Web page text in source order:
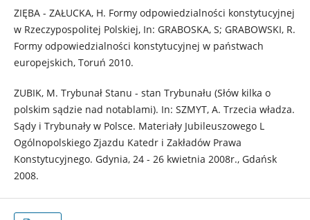
ZIĘBA - ZAŁUCKA, H. Formy odpowiedzialności konstytucyjnej
w Rzeczypospolitej Polskiej, In: GRABOSKA, S; GRABOWSKI, R.
Formy odpowiedzialności konstytucyjnej w państwach
europejskich, Toruń 2010.
ZUBIK, M. Trybunał Stanu - stan Trybunału (Słów kilka o
polskim sądzie nad notablami). In: SZMYT, A. Trzecia władza.
Sądy i Trybunały w Polsce. Materiały Jubileuszowego L
Ogólnopolskiego Zjazdu Katedr i Zakładów Prawa
Konstytucyjnego. Gdynia, 24 - 26 kwietnia 2008r., Gdańsk
2008.